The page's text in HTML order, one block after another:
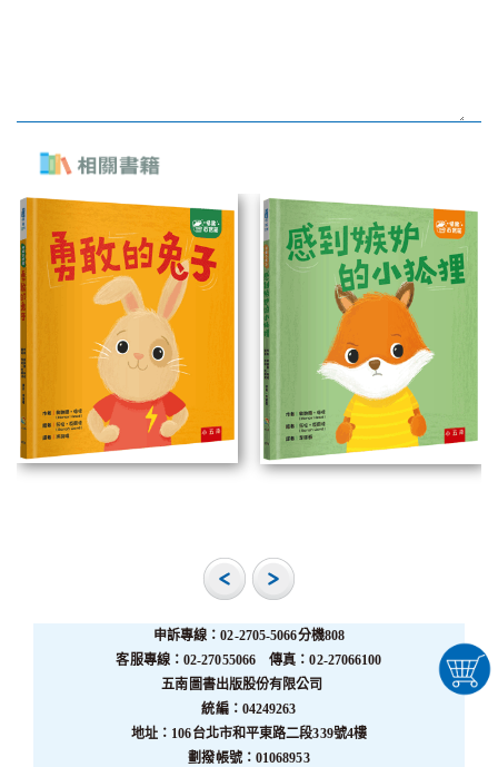
申訴專線：02-2705-5066分機808
客服專線：02-27055066 傳真：02-27066100
五南圖書出版股份有限公司
統編：04249263
地址：106台北市和平東路二段339號4樓
劃撥帳號：01068953